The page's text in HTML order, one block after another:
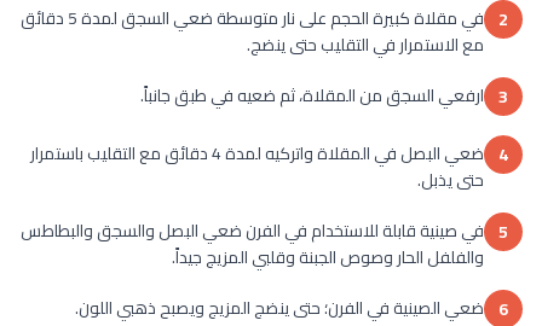
2
في مقلاة كبيرة الحجم على نار متوسطة ضعي السجق لمدة 5 دقائق
مع الاستمرار في التقليب حتى ينضج.
3 ارفعي السجق من المقلاة، ثم ضعيه في طبق جانباً.
4
ضعي البصل في المقلاة واتركيه لمدة 4 دقائق مع التقليب باستمرار
حتى يذبل.
5 في صينية قابلة للاستخدام في الفرن ضعي البصل والسجق والبطاطس
والفلفل الحار وصوص الجبنة وقلبي المزيج جيداً.
6 ضعي الصينية في الفرن؛ حتى ينضج المزيج ويصبح ذهبي اللون.